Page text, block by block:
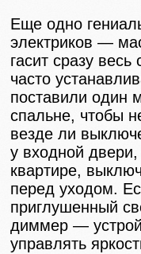
Еще одно
электриков —
гасит сразу весь
часто
поставили один
спальне, чтобы
везде ли
у входной
квартире,
перед уходом.
приглушенный
диммер —
управлять